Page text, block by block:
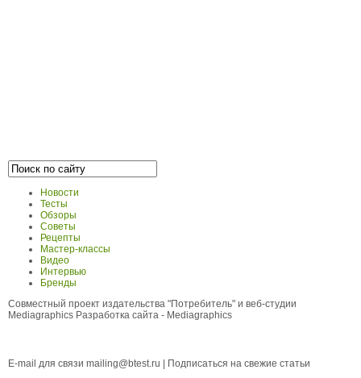
Новости
Тесты
Обзоры
Советы
Рецепты
Мастер-классы
Видео
Интервью
Бренды
Совместный проект издательства "Потребитель" и веб-студии
Mediagraphics Разработка сайта - Mediagraphics
E-mail для связи mailing@btest.ru
Подписаться на свежие статьи